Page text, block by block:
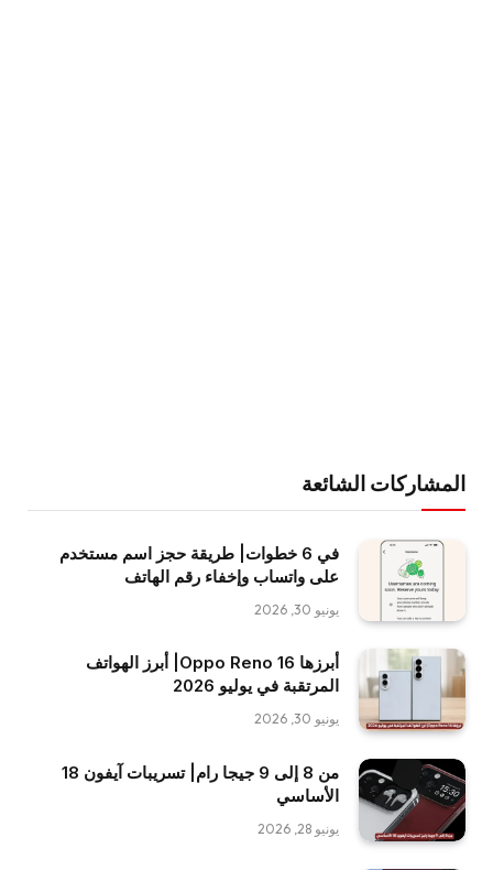
المشاركات الشائعة
في 6 خطوات| طريقة حجز اسم مستخدم
على واتساب وإخفاء رقم الهاتف
يونيو 30, 2026
أبرزها Oppo Reno 16| أبرز الهواتف
المرتقبة في يوليو 2026
يونيو 30, 2026
من 8 إلى 9 جيجا رام| تسريبات آيفون 18
الأساسي
يونيو 28, 2026